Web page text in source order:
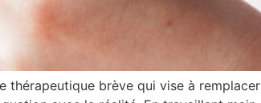
brève qui vise à